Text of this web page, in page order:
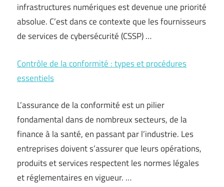
infrastructures numériques est devenue une priorité
absolue. C’est dans ce contexte que les fournisseurs
de services de cybersécurité (CSSP) …
Contrôle de la conformité : types et procédures
essentiels
L’assurance de la conformité est un pilier
fondamental dans de nombreux secteurs, de la
finance à la santé, en passant par l’industrie. Les
entreprises doivent s’assurer que leurs opérations,
produits et services respectent les normes légales
et réglementaires en vigueur. …